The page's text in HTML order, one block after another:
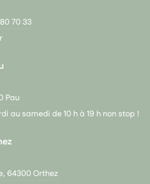
70 33
Pau
au samedi de 10 h à 19 h non stop !
64300 Orthez